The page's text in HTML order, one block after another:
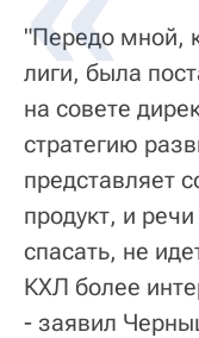
"Передо мной,
лиги, была
на совете
стратегию
представляет
продукт, и
спасать, не
КХЛ более
- заявил